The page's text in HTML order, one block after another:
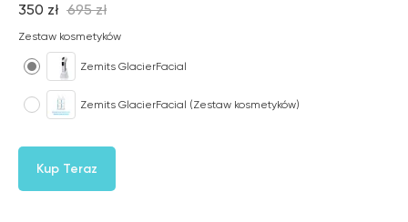
350 zł 695 zł
Zestaw kosmetyków
Zemits GlacierFacial
Zemits GlacierFacial (Zestaw kosmetyków)
Kup Teraz